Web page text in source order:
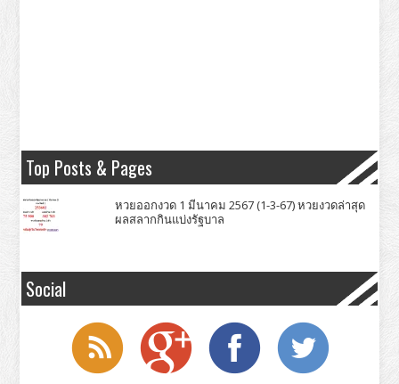
Top Posts & Pages
หวยออกงวด 1 มีนาคม 2567 (1-3-67) หวยงวดล่าสุด
ผลสลากกินแบ่งรัฐบาล
Social